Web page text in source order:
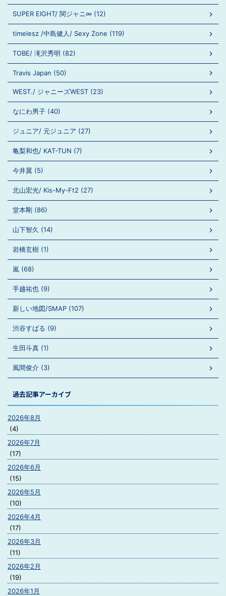
SUPER EIGHT/ 関ジャニ∞ (12)
timelesz /中島健人/ Sexy Zone (119)
TOBE/ 滝沢秀明 (82)
Travis Japan (50)
WEST./ ジャニーズWEST (23)
なにわ男子 (40)
ジュニア/ 元ジュニア (27)
亀梨和也/ KAT-TUN (7)
今井翼 (5)
北山宏光/ Kis-My-Ft2 (27)
堂本剛 (86)
山下智久 (14)
岩橋玄樹 (1)
嵐 (68)
手越祐也 (9)
新しい地図/SMAP (107)
渋谷すばる (9)
生田斗真 (1)
風間俊介 (3)
過去記事アーカイブ
2026年8月
(4)
2026年7月
(17)
2026年6月
(15)
2026年5月
(10)
2026年4月
(17)
2026年3月
(11)
2026年2月
(19)
2026年1月